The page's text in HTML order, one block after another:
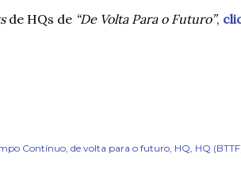
de HQs de “De Volta Para o Futuro”,
Contínuo de volta para o futuro HQ HQ